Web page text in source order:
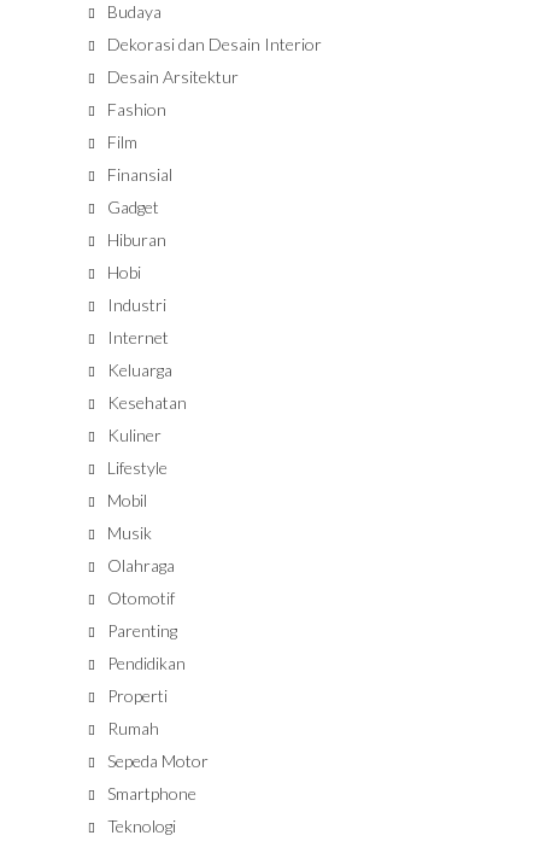
Budaya
Dekorasi dan Desain Interior
Desain Arsitektur
Fashion
Film
Finansial
Gadget
Hiburan
Hobi
Industri
Internet
Keluarga
Kesehatan
Kuliner
Lifestyle
Mobil
Musik
Olahraga
Otomotif
Parenting
Pendidikan
Properti
Rumah
Sepeda Motor
Smartphone
Teknologi